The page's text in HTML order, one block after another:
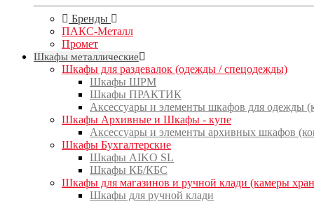
Бренды
ПАКС-Металл
Промет
Шкафы металлические
Шкафы для раздевалок (одежды / спецодежды)
Шкафы ШРМ
Шкафы ПРАКТИК
Аксессуары и элементы шкафов для одежды
Шкафы Архивные и Шкафы - купе
Аксессуары и элементы архивных шкафов
Шкафы Бухгалтерские
Шкафы AIKO SL
Шкафы КБ/КБС
Шкафы для магазинов и ручной клади (камеры
Шкафы для ручной клади